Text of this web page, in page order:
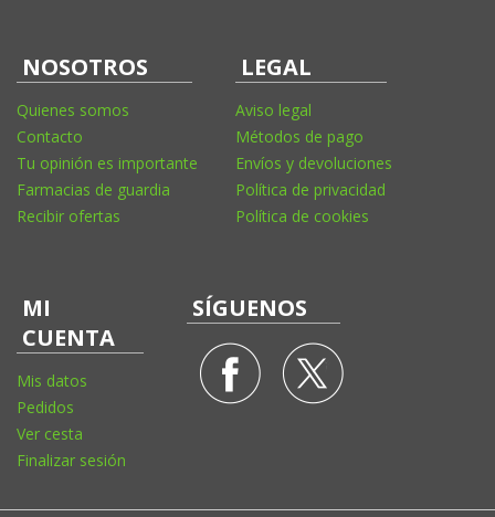
NOSOTROS
Quienes somos
Contacto
Tu opinión es importante
Farmacias de guardia
Recibir ofertas
LEGAL
Aviso legal
Métodos de pago
Envíos y devoluciones
Política de privacidad
Política de cookies
MI
CUENTA
Mis datos
Pedidos
Ver cesta
Finalizar sesión
SÍGUENOS